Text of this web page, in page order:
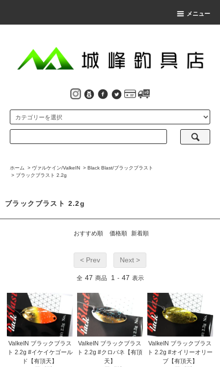
メニュー
ホーム > ヴァルケイン/ValkeIN > Black Blast/ブラックブラスト
> ブラックブラスト 2.2g
ブラックブラスト 2.2g
おすすめ順 価格順 新着順
< Prev Next >
全 47 商品 1 - 47 表示
ValkeIN ブラックブラス
ト 2.2g #イケイケゴール
ド【有頂天】
ValkeIN ブラックブラス
ト 2.2g #クロバネ【有頂
天】
ValkeIN ブラックブラス
ト 2.2g #オイリーオリー
ブ【有頂天】